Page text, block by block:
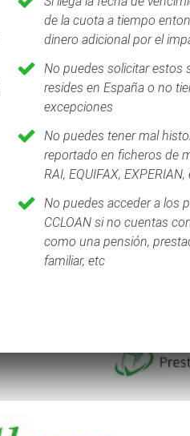
de la cuota a tiempo
dinero adicional por el
No puedes solicitar estos
resides en España o no
excepciones
No puedes tener mal
reportado en ficheros de
RAI, EQUIFAX,
No puedes acceder a los
CCLOAN si no cuentas
como una pensión,
familiar, etc